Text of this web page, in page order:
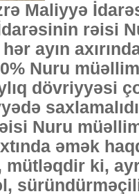
Maliyyə
rəisi
ayın
Nuru
dövriyyəsi
Nuru
əmək
mütləqdir ki,